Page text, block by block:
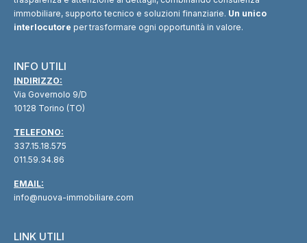
immobiliare, supporto tecnico e soluzioni finanziarie. Un unico
interlocutore per trasformare ogni opportunità in valore.
INFO UTILI
INDIRIZZO:
Via Governolo 9/D
10128 Torino (TO)
TELEFONO:
337.15.18.575
011.59.34.86
EMAIL:
info@nuova-immobiliare.com
LINK UTILI